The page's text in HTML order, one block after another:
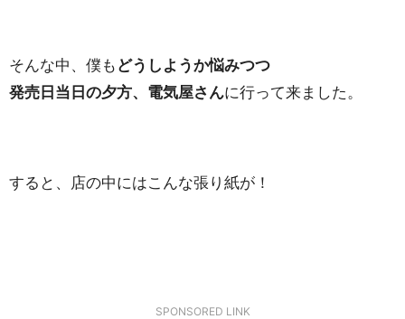
そんな中、僕も どうしようか悩みつつ
発売日当日の夕方、電気屋さんに行って来ました。
すると、店の中にはこんな張り紙が！
SPONSORED LINK